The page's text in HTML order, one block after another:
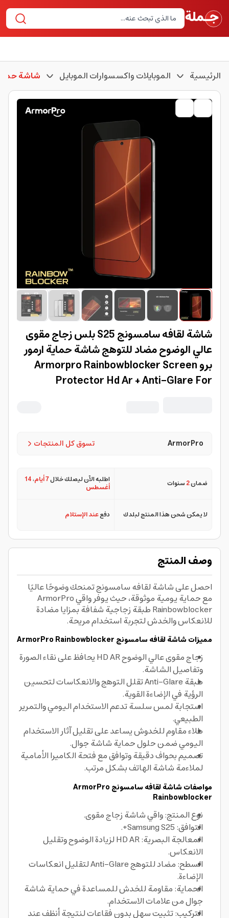
الرئيسية الموبايلات واكسسوارات الموبايل شاشة
شاشة لقافه سامسونج S25 بلس زجاج مقوى
عالي الوضوح مضاد للتوهج شاشة حماية ارمور
برو Armorpro Rainbowblocker Screen
Protector Hd Ar + Anti-Glare For
تسوق كل المنتجات ArmorPro
ضمان2سنوات اطلبه الآن ليصلك خلال7 أيام ،14
أغسطس
لا يمكن شحن هذا المنتج لبلدك دفععند الإستلام
وصف المنتج
احصل على شاشة لقافه سامسونج تمنحك وضوحًا عاليًا
مع حماية يومية موثوقة، حيث يوفر واقي ArmorPro
Rainbowblocker طبقة زجاجية شفافة بمزايا مضادة
للانعكاس والخدش لتجربة استخدام مريحة.
مميزات شاشة لقافه سامسونج ArmorPro Rainbowblocker
زجاج مقوى عالي الوضوح HD AR يحافظ على نقاء الصورة
وتفاصيل الشاشة.
طبقة Anti-Glare تقلل التوهج والانعكاسات لتحسين
الرؤية في الإضاءة القوية.
استجابة لمس سلسة تدعم الاستخدام اليومي والتمرير
الطبيعي.
طلاء مقاوم للخدوش يساعد على تقليل آثار الاستخدام
اليومي ضمن حلول حماية شاشة جوال.
تصميم بحواف دقيقة وتوافق مع فتحة الكاميرا الأمامية
لملاءمة شاشة الهاتف بشكل مرتب.
مواصفات شاشة لقافه سامسونج ArmorPro
Rainbowblocker
نوع المنتج: واقي شاشة زجاج مقوى.
التوافق: Samsung S25+.
المعالجة البصرية: HD AR لزيادة الوضوح وتقليل
الانعكاس.
السطح: مضاد للتوهج Anti-Glare لتقليل انعكاسات
الإضاءة.
الحماية: مقاومة للخدش للمساعدة في حماية شاشة
جوال من علامات الاستخدام.
التركيب: تثبيت سهل بدون فقاعات لنتيجة أنظف عند